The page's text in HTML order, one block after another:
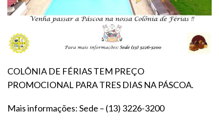
COLÔNIA DE FÉRIAS TEM PREÇO
PROMOCIONAL PARA TRES DIAS NA PÁSCOA.
Mais informações: Sede – (13) 3226-3200